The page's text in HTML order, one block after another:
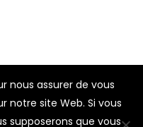
nous assurer de vous
notre site Web. Si vous
supposerons que vous